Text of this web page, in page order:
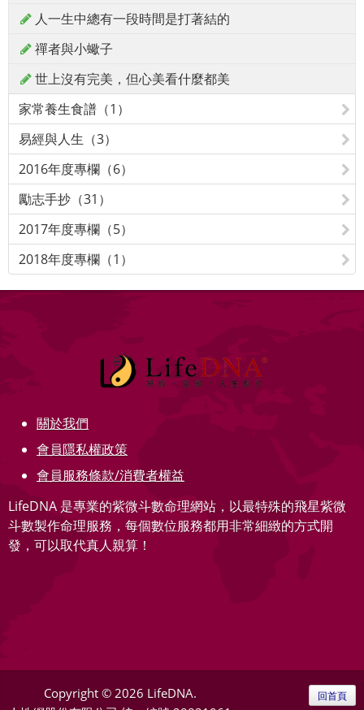
人一生中總有一段時間是打著結的
禪者與小蠍子
世上沒有完美，但心美看什麼都美
家常養生食譜（1）
易經與人生（3）
2016年度專欄（6）
勵志手抄（31）
2017年度專欄（5）
2018年度專欄（1）
關於我們
會員隱私權政策
會員服務條款/消費者權益
LifeDNA 是專業的紫微斗數命理網站，以最特殊的飛星紫微
斗數製作命理服務，每個數位服務都用非常細緻的方式開
發，可以取代真人親算！
Copyright © 2026 LifeDNA.
回首頁